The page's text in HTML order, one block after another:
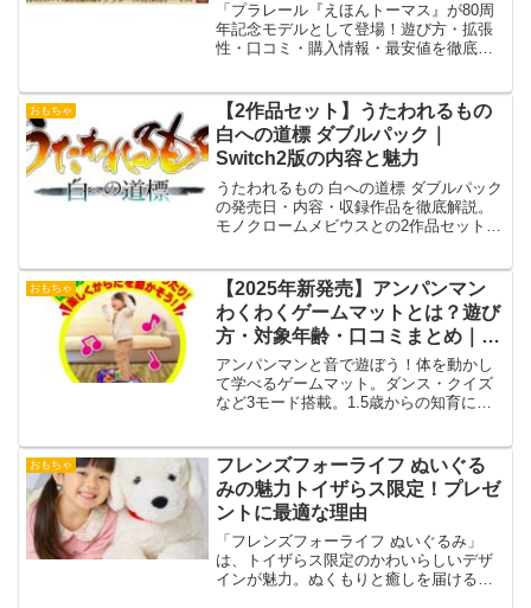
「プラレール『えほんトーマス』が80周
年記念モデルとして登場！遊び方・拡張
性・口コミ・購入情報・最安値を徹底解
おもちゃ
【2作品セット】うたわれるもの
白への道標 ダブルパック｜
Switch2版の内容と魅力
うたわれるもの 白への道標 ダブルパック
の発売日・内容・収録作品を徹底解説。
モノクロームメビウスとの2作品セットの
おもちゃ
【2025年新発売】アンパンマン
わくわくゲームマットとは？遊び
方・対象年齢・口コミまとめ｜1
歳からの知育マット
アンパンマンと音で遊ぼう！体を動かし
て学べるゲームマット。ダンス・クイズ
など3モード搭載。1.5歳からの知育に最
おもちゃ
フレンズフォーライフ ぬいぐる
みの魅力トイザらス限定！プレゼ
ントに最適な理由
「フレンズフォーライフ ぬいぐるみ」
は、トイザらス限定のかわいらしいデザ
インが魅力。ぬくもりと癒しを届けるプ